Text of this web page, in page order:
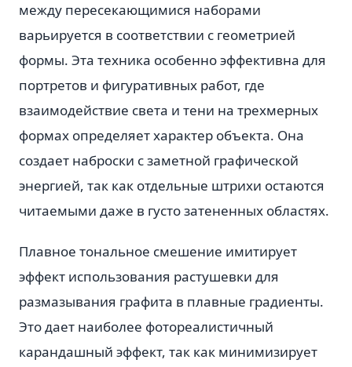
между пересекающимися наборами
варьируется в соответствии с геометрией
формы. Эта техника особенно эффективна для
портретов и фигуративных работ, где
взаимодействие света и тени на трехмерных
формах определяет характер объекта. Она
создает наброски с заметной графической
энергией, так как отдельные штрихи остаются
читаемыми даже в густо затененных областях.
Плавное тональное смешение имитирует
эффект использования растушевки для
размазывания графита в плавные градиенты.
Это дает наиболее фотореалистичный
карандашный эффект, так как минимизирует